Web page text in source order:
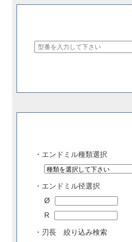
・エンドミル種類選択
・エンドミル径選択
Ø
R
・刃長 絞り込み検索